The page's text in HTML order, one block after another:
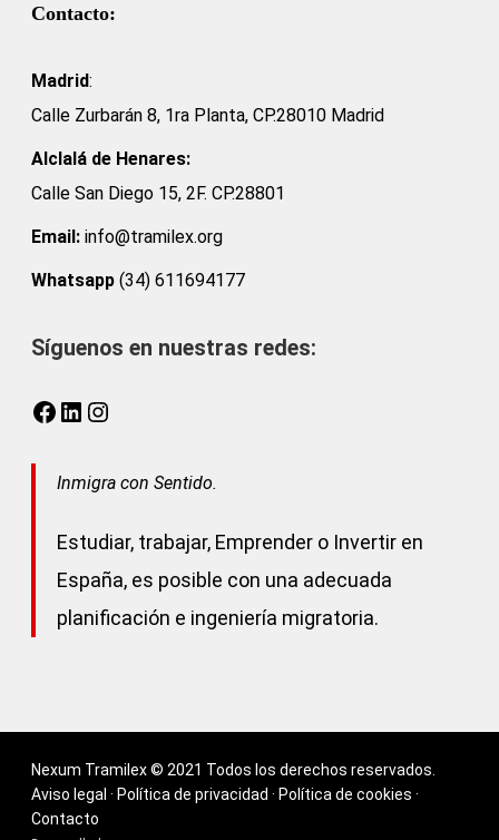
Contacto:
Madrid:
Calle Zurbarán 8, 1ra Planta, CP.28010 Madrid
Alclalá de Henares:
Calle San Diego 15, 2F. CP.28801
Email: info@tramilex.org
Whatsapp (34) 611694177
Síguenos en nuestras redes:
Facebook
LinkedIn
Inmigra con Sentido.
Estudiar, trabajar, Emprender o Invertir en
España, es posible con una adecuada
planificación e ingeniería migratoria.
Nexum Tramilex © 2021 Todos los derechos reservados.
Aviso legal · Política de privacidad · Política de cookies ·
Contacto